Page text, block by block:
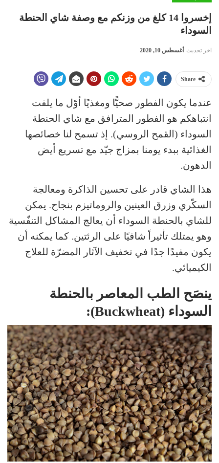
إخسروا 14 كلغ من وزنكم مع وصفة شاي الحنطة
السوداء
اخر تحديث أغسطس 10, 2020
Share
عندما يكون الفطور صحيًّا ومغذيًا أوّل ما يلفت
انتباهكم هو الفطور المترافق مع شاي الحنطة
السوداء (القمح الروسي). إذ تسمح لنا خصائصها
الغذائية ببدء يومنا بمزاج جيّد مع تسريع أيض
الدهون.
هذا الشاي قادر على تحسين الذاكرة ومعالجة
السكّري وزرق العينين والروماتيزم بنجاح. يمكن
للشاي بالحنطة السوداء أن يعالج المشاكل التنفّسية
وهو يمتلك تأثيراً شافيًا على الرئتين. كما يمكنه أن
يكون مفيدًا جدًا في تخفيف الآثار المضرّة للعلاج
الكيميائي.
ينصَح الطب المعاصر بالحنطة
السوداء (Buckwheat):